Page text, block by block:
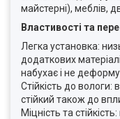
майстерні), меблів,
Властивості та
Легка установка:
додаткових
набухає і не
Стійкість до вологи:
стійкий також до
Міцність та